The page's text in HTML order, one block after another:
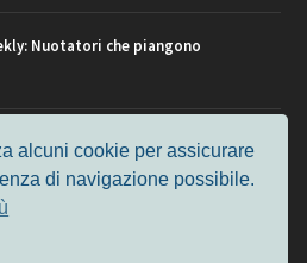
Nuotatori che piangono
i convocati del nuoto per
alcuni cookie per assicurare
di navigazione possibile.